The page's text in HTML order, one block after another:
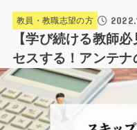
教員・教職志望の方
【学び続ける教師
セスする！アンテナ